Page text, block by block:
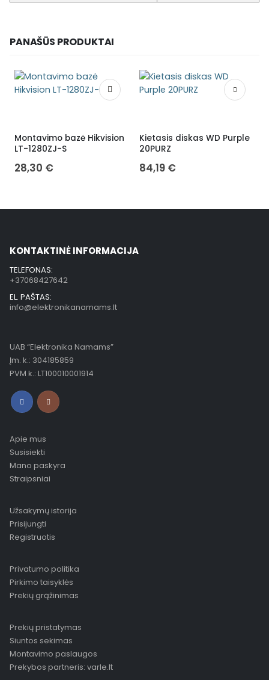
PANAŠŪS PRODUKTAI
Montavimo bazė Hikvision
LT-1280ZJ-S
28,30 €
Kietasis diskas WD Purple
20PURZ
84,19 €
KONTAKTINĖ INFORMACIJA
TELEFONAS:
+37068427642
EL. PAŠTAS:
info@elektronikanamams.lt
UAB “Elektronika Namams”
Įm. k.: 304185859
PVM k.: LT100010001914
Apie mus
Susisiekti
Mano paskyra
Straipsniai
Užsakymų istorija
Prisijungti
Registruotis
Privatumo politika
Pirkimo taisyklės
Prekių grąžinimas
Prekių pristatymas
Siuntos sekimas
Montavimo paslaugos
Prekybos partneris: varle.lt